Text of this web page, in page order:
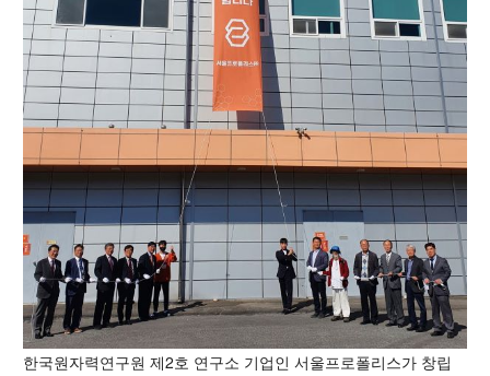
한국원자력연구원 제2호 연구소 기업인 서울프로폴리스가 창립